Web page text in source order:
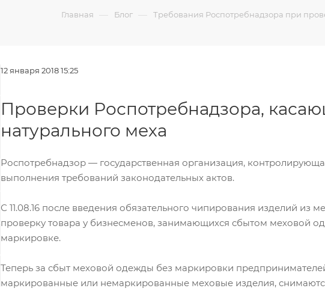
Главная — Блог — Требования Роспотребнадзора при
12 января 2018 15:25
Проверки Роспотребнадзора,
натурального меха
Роспотребнадзор — государственная организация,
выполнения требований законодательных актов.
С 11.08.16 после введения обязательного чипирования изделий
проверку товара у бизнесменов, занимающихся сбытом меховой
маркировке.
Теперь за сбыт меховой одежды без маркировки
маркированные или немаркированные меховые изделия,